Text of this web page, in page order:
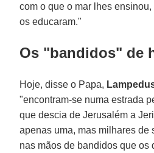
com o que o mar lhes
os educaram."
Os "bandidos" de
Hoje, disse o Papa,
"encontram-se numa estrada
que descia de Jerusalém a
apenas uma, mas milhares de
nas mãos de bandidos que os